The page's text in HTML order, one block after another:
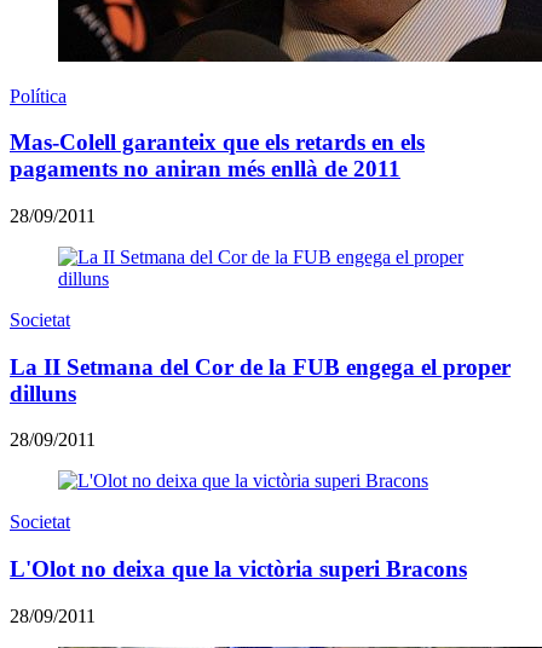
Política
Mas-Colell garanteix que els retards en els
pagaments no aniran més enllà de 2011
28/09/2011
Societat
La II Setmana del Cor de la FUB engega el proper
dilluns
28/09/2011
Societat
L'Olot no deixa que la victòria superi Bracons
28/09/2011